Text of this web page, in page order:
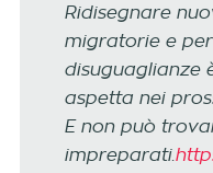
Ridisegnare
migratorie e
disuguaglianze
aspetta nei
E non può
impreparati.